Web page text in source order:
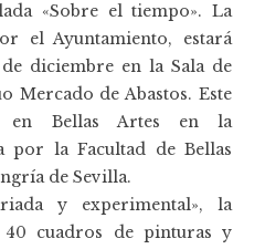
«Sobre el tiempo». La
el Ayuntamiento, estará
diciembre en la Sala de
Mercado de Abastos. Este
en Bellas Artes en la
por la Facultad de Bellas
de Sevilla.
y experimental», la
cuadros de pinturas y